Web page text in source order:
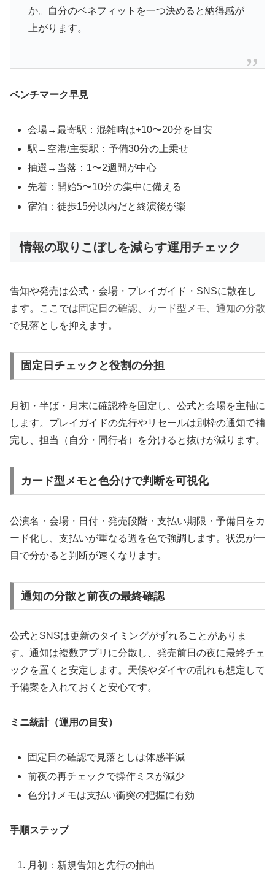
か。自分のベネフィットを一つ決めると納得感が
上がります。
ベンチマーク早見
会場→最寄駅：混雑時は+10〜20分を目安
駅→空港/主要駅：予備30分の上乗せ
抽選→当落：1〜2週間が中心
先着：開始5〜10分の集中に備える
宿泊：徒歩15分以内だと終演後が楽
情報の取りこぼしを減らす運用チェック
告知や発売は公式・会場・プレイガイド・SNSに散在し
ます。ここでは固定日の確認 カード型メモ
通知の分散
で見落としを抑えます。
固定日チェックと役割の分担
月初・半ば・月末に確認枠を固定し、公式と会場を主軸に
します。プレイガイドの先行やリセールは別枠の通知で補
完し、担当（自分・同行者）を分けると抜けが減ります。
カード型メモと色分けで判断を可視化
公演名・会場・日付・発売段階・支払い期限・予備日をカ
ード化し、支払いが重なる週を色で強調します。状況が一
目で分かると判断が速くなります。
通知の分散と前夜の最終確認
公式とSNSは更新のタイミングがずれることがありま
す。通知は複数アプリに分散し、発売前日の夜に最終チェ
ックを置くと安定します。天候やダイヤの乱れも想定して
予備案を入れておくと安心です。
ミニ統計（運用の目安）
固定日の確認で見落としは体感半減
前夜の再チェックで操作ミスが減少
色分けメモは支払い衝突の把握に有効
手順ステップ
月初：新規告知と先行の抽出